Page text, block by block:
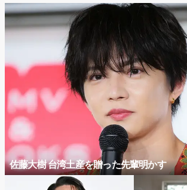
佐藤大樹 台湾土産を贈った先輩明かす